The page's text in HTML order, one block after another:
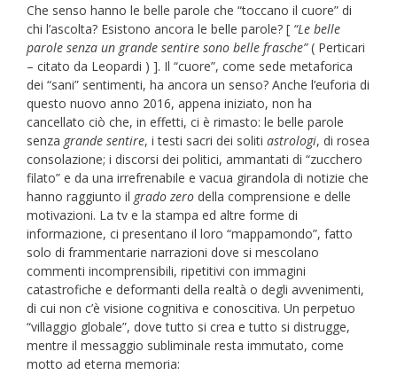
Che senso hanno le belle parole che “toccano il cuore” di
chi l’ascolta? Esistono ancora le belle parole? [ “Le belle
parole senza un grande sentire sono belle frasche”( Perticari
– citato da Leopardi ) ]. Il “cuore”, come sede metaforica
dei “sani” sentimenti, ha ancora un senso? Anche l’euforia di
questo nuovo anno 2016, appena iniziato, non ha
cancellato ciò che, in effetti, ci è rimasto: le belle parole
senza grande sentire, i testi sacri dei soliti astrologi, di rosea
consolazione; i discorsi dei politici, ammantati di “zucchero
filato” e da una irrefrenabile e vacua girandola di notizie che
hanno raggiunto il grado zero della comprensione e delle
motivazioni. La tv e la stampa ed altre forme di
informazione, ci presentano il loro “mappamondo”, fatto
solo di frammentarie narrazioni dove si mescolano
commenti incomprensibili, ripetitivi con immagini
catastrofiche e deformanti della realtà o degli avvenimenti,
di cui non c’è visione cognitiva e conoscitiva. Un perpetuo
“villaggio globale”, dove tutto si crea e tutto si distrugge,
mentre il messaggio subliminale resta immutato, come
motto ad eterna memoria: